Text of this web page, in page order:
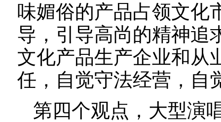
味媚俗的产品占领文化
导，引导高尚的精神追
文化产品生产企业和从
任，自觉守法经营，自
第四个观点，大型演